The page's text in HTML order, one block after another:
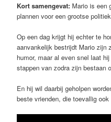
Kort samengevat: Mario is een
plannen voor een grootse
Op een dag krijgt hij echter te
aanvankelijk bestrijdt Mario zijn
humor, maar al even snel laat
stappen van zodra zijn bestaan
En hij wil daarbij geholpen
beste vrienden, die toevallig